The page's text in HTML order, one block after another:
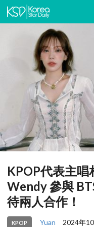
KPOP代表主
Wendy 參與
待兩人合作！
KPOP Yuan 2024年